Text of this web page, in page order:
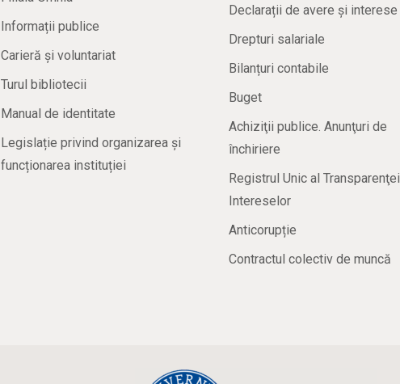
Informații publice
Carieră și voluntariat
Turul bibliotecii
Manual de identitate
Legislație privind organizarea și
funcționarea instituției
Declarații de avere și interese
Drepturi salariale
Bilanțuri contabile
Buget
Achiziţii publice. Anunţuri de
închiriere
Registrul Unic al Transparenţei
Intereselor
Anticorupție
Contractul colectiv de muncă